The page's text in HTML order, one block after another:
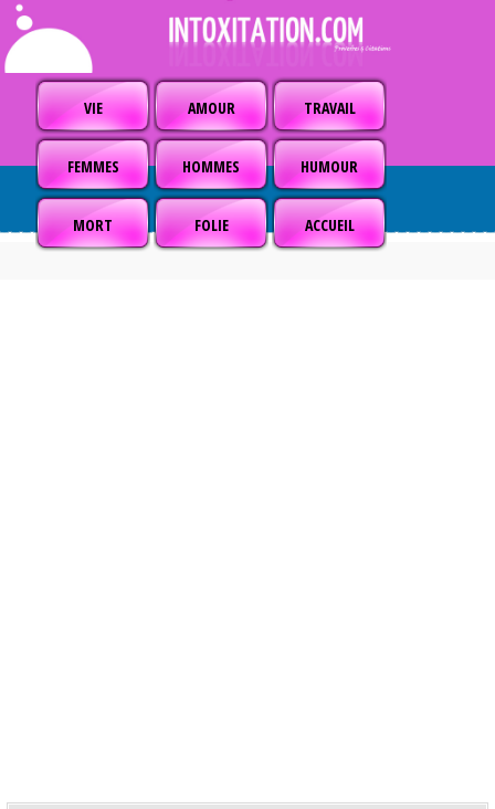
VIE AMOUR TRAVAIL
FEMMES HOMMES HUMOUR
MORT FOLIE ACCUEIL